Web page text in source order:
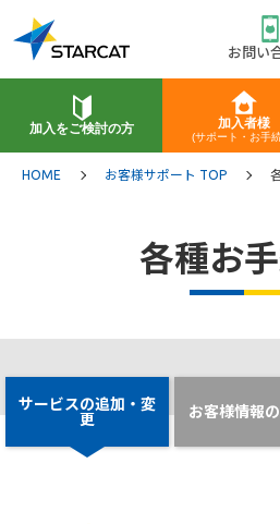
お問い
加入をご検討の方 加入者様
(サポート・お手
HOME お客様サポート TOP
各種お
サービスの追加・変
更
お客様情報